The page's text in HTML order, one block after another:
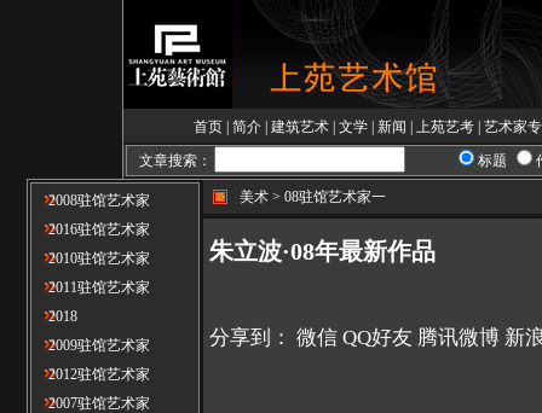
首页 简介 建筑艺术 文学 新闻 上苑艺考 艺术家
文章搜索：
标题
2008驻馆艺术家
2016驻馆艺术家
2010驻馆艺术家
2011驻馆艺术家
2018
2009驻馆艺术家
2012驻馆艺术家
2007驻馆艺术家
美术 > 08驻馆艺术家一
朱立波·08年最新作品
分享到： 微信 QQ好友 腾讯微博 新